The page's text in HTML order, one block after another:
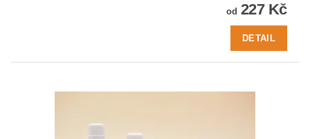
od 227 Kč
DETAIL